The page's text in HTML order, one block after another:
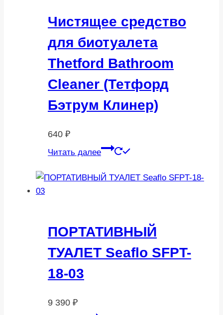
Чистящее средство
для биотуалета
Thetford Bathroom
Cleaner (Тетфорд
Бэтрум Клинер)
640 ₽
Читать далее
ПОРТАТИВНЫЙ
ТУАЛЕТ Seaflo SFPT-
18-03
9 390 ₽